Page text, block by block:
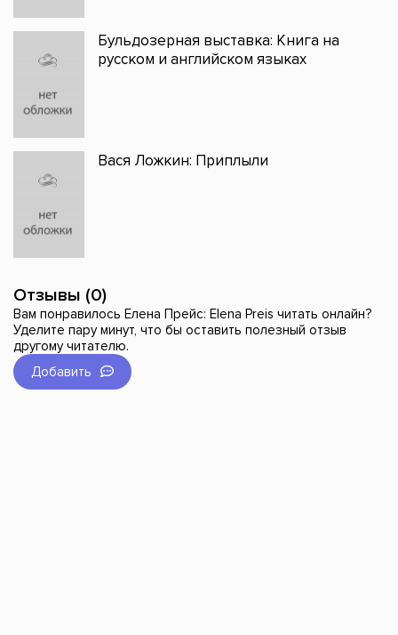
Бульдозерная выставка: Книга на
русском и английском языках
Вася Ложкин: Приплыли
Отзывы (0)
Вам понравилось Елена Прейс: Elena Preis читать онлайн?
Уделите пару минут, что бы оставить полезный отзыв
другому читателю.
Добавить